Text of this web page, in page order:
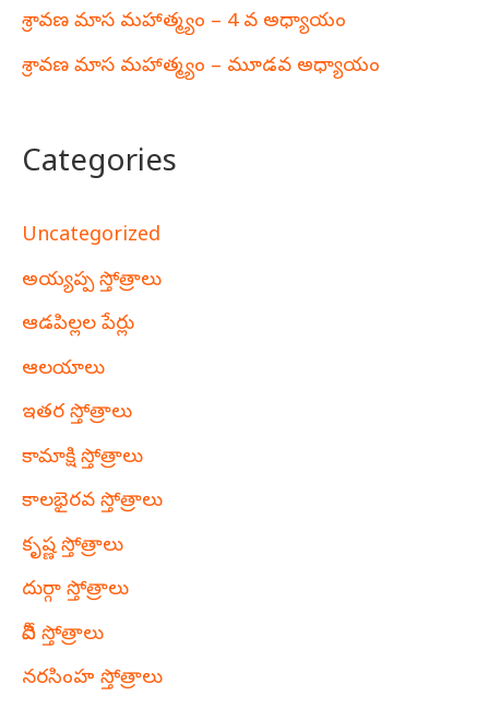
శ్రావణ మాస మహాత్మ్యం – 4 వ అధ్యాయం
శ్రావణ మాస మహాత్మ్యం – మూడవ అధ్యాయం
Categories
Uncategorized
అయ్యప్ప స్తోత్రాలు
ఆడపిల్లల పేర్లు
ఆలయాలు
ఇతర స్తోత్రాలు
కామాక్షి స్తోత్రాలు
కాలభైరవ స్తోత్రాలు
కృష్ణ స్తోత్రాలు
దుర్గా స్తోత్రాలు
దేవీ స్తోత్రాలు
నరసింహ స్తోత్రాలు